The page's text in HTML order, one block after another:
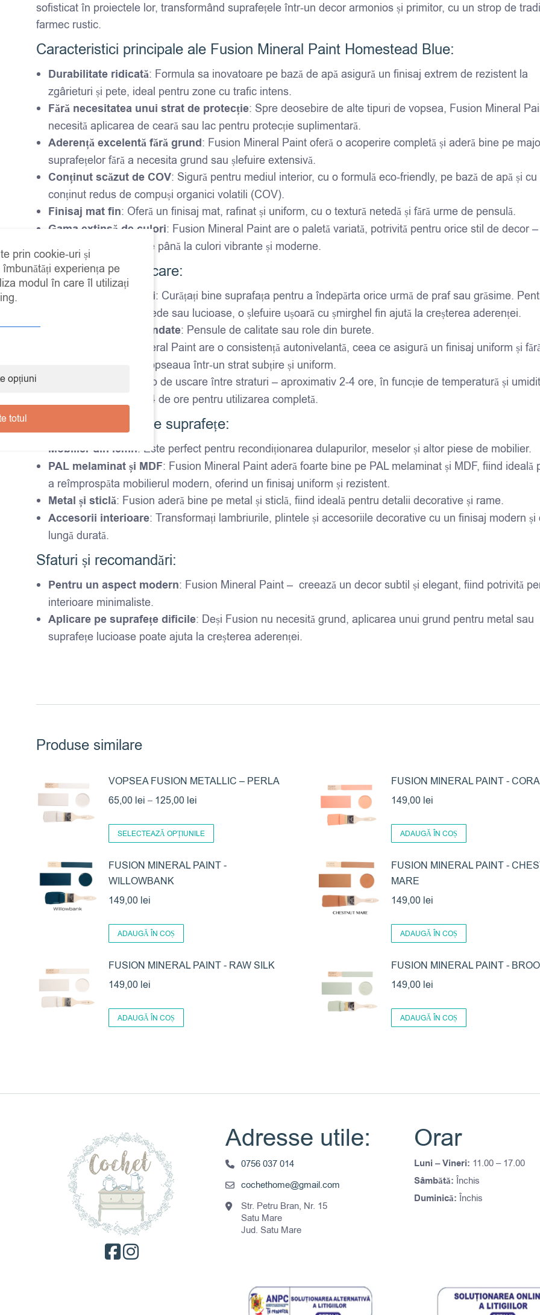
sofisticat în proiectele lor, transformând suprafețele într-un decor armonios și primitor, cu un strop de
farmec rustic.
Caracteristici principale ale Fusion Mineral Paint Homestead Blue:
Durabilitate ridicată: Formula sa inovatoare pe bază de apă asigură un finisaj extrem de rezistent la
zgârieturi și pete, ideal pentru zone cu trafic intens.
Fără necesitatea unui strat de protecție: Spre deosebire de alte tipuri de vopsea, Fusion Mineral
necesită aplicarea de ceară sau lac pentru protecție suplimentară.
Aderență excelentă fără grund: Fusion Mineral Paint oferă o acoperire completă și aderă bine pe
suprafețelor fără a necesita grund sau șlefuire extensivă.
Conținut scăzut de COV: Sigură pentru mediul interior, cu o formulă eco-friendly, pe bază de apă și cu
conținut redus de compuși organici volatili (COV).
Finisaj mat fin: Oferă un finisaj mat, rafinat și uniform, cu o textură netedă și fără urme de pensulă.
Gama extinsă de culori: Fusion Mineral Paint are o paletă variată, potrivită pentru orice stil de decor
tonuri neutre și clasice până la culori vibrante și moderne.
Instrucțiuni de aplicare:
Pregătirea suprafeței: Curățați bine suprafața pentru a îndepărta orice urmă de praf sau grăsime.
suprafețele foarte netede sau lucioase, o șlefuire ușoară cu șmirghel fin ajută la creșterea aderenței.
Instrumente recomandate: Pensule de calitate sau role din burete.
: Fusion Mineral Paint are o consistență autonivelantă, ceea ce asigură un finisaj uniform și
de pensulă. Aplicați vopseaua într-un strat subțire și uniform.
: Timp de uscare între straturi – aproximativ 2-4 ore, în funcție de temperatură și
Uscare completă în 24 de ore pentru utilizarea completă.
Ideal pentru diverse suprafețe:
Mobilier din lemn: Este perfect pentru recondiționarea dulapurilor, meselor și altor piese de mobilier.
PAL melaminat și MDF: Fusion Mineral Paint aderă foarte bine pe PAL melaminat și MDF, fiind ideală
a reîmprospăta mobilierul modern, oferind un finisaj uniform și rezistent.
Metal și sticlă: Fusion aderă bine pe metal și sticlă, fiind ideală pentru detalii decorative și rame.
Accesorii interioare: Transformați lambriurile, plintele și accesoriile decorative cu un finisaj modern și
lungă durată.
Sfaturi și recomandări:
Pentru un aspect modern: Fusion Mineral Paint – creează un decor subtil și elegant, fiind potrivită
interioare minimaliste.
Aplicare pe suprafețe dificile: Deși Fusion nu necesită grund, aplicarea unui grund pentru metal sau
suprafețe lucioase poate ajuta la creșterea aderenței.
Produse similare
VOPSEA FUSION METALLIC – PERLA
65,00 lei – 125,00 lei
prețuri:
până
SELECTEAZĂ OPȚIUNILE
are
fi
FUSION MINERAL PAINT -
149,00 lei
ADAUGĂ ÎN COȘ
FUSION MINERAL PAINT -
WILLOWBANK
149,00 lei
ADAUGĂ ÎN COȘ
FUSION MINERAL PAINT -
MARE
149,00 lei
ADAUGĂ ÎN COȘ
FUSION MINERAL PAINT - RAW SILK
149,00 lei
ADAUGĂ ÎN COȘ
FUSION MINERAL PAINT -
149,00 lei
ADAUGĂ ÎN COȘ
Adresse utile:
0756 037 014
cochethome@gmail.com
Str. Petru Bran, Nr. 15
Satu Mare
Jud. Satu Mare
Orar
Luni – Vineri: 11.00 – 17.00
Sâmbătă: Închis
Duminică: Închis
prin cookie-uri și
experiența pe
modul în care îl utilizați
opțiuni
totul